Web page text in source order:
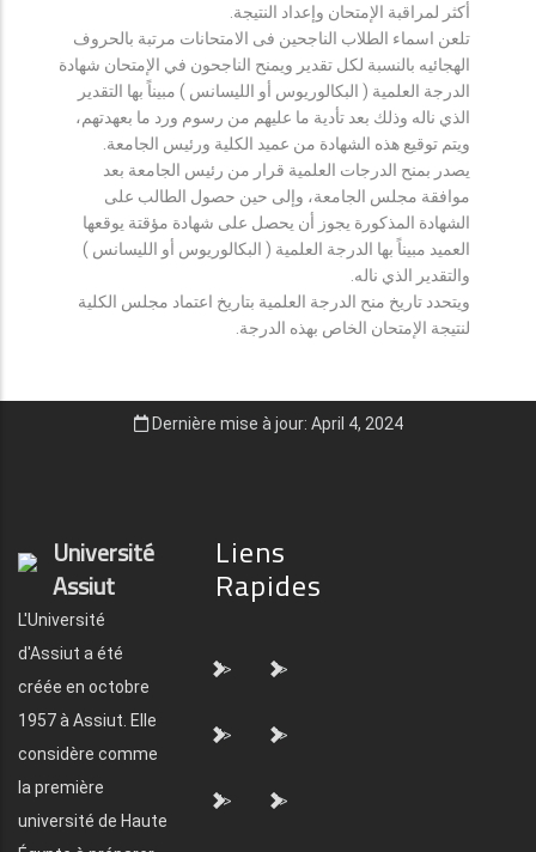
أكثر لمراقبة الإمتحان وإعداد النتيجة.
تلعن اسماء الطلاب الناجحين فى الامتحانات مرتبة بالحروف
الهجائيه بالنسبة لكل تقدير ويمنح الناجحون في الإمتحان شهادة
الدرجة العلمية ( البكالوريوس أو الليسانس ) مبيناً بها التقدير
الذي ناله وذلك بعد تأدية ما عليهم من رسوم ورد ما بعهدتهم،
ويتم توقيع هذه الشهادة من عميد الكلية ورئيس الجامعة.
يصدر بمنح الدرجات العلمية قرار من رئيس الجامعة بعد
موافقة مجلس الجامعة، وإلى حين حصول الطالب على
الشهادة المذكورة يجوز أن يحصل على شهادة مؤقتة يوقعها
العميد مبيناً بها الدرجة العلمية ( البكالوريوس أو الليسانس )
والتقدير الذي ناله.
ويتحدد تاريخ منح الدرجة العلمية بتاريخ اعتماد مجلس الكلية
لنتيجة الإمتحان الخاص بهذه الدرجة.
Dernière mise à jour: April 4, 2024
Université
Assiut
L'Université
d'Assiut a été
créée en octobre
1957 à Assiut. Elle
considère comme
la première
université de Haute
Liens
Rapides
"> ">
"> ">
"> ">